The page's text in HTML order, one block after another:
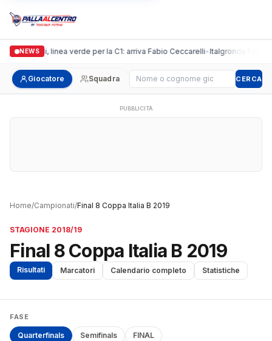
NEWS
Casalguidi, linea verde per la C1: arriva Fabio Ceccarelli•Italgronda Futsal
Giocatore Squadra Cerca giocatore CERCA
PUBBLICITÀ
Home/Campionati/Final 8 Coppa Italia B 2019
STAGIONE 2018/19
Final 8 Coppa Italia B 2019
Risultati Marcatori Calendario completo Statistiche
FASE
Quarterfinals Semifinals FINAL